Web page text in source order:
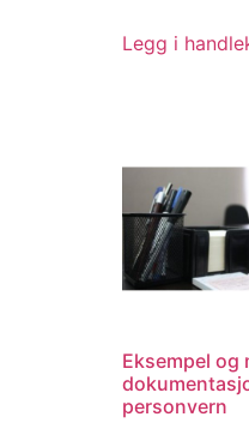
Legg i
Eksempel og
personvern